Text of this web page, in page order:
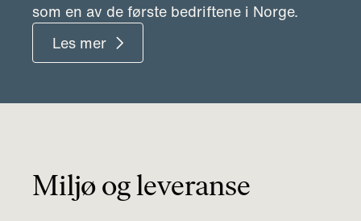
som en av de første bedriftene i Norge.
Les mer
Miljø og leveranse